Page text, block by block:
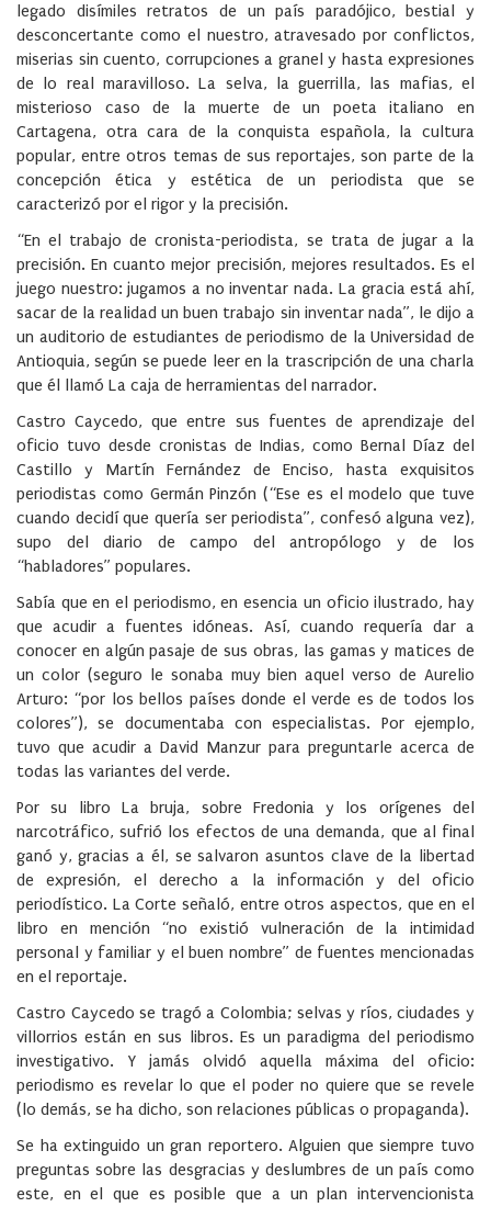
legado disímiles retratos de un país paradójico, bestial y
desconcertante como el nuestro, atravesado por conflictos,
miserias sin cuento, corrupciones a granel y hasta expresiones
de lo real maravilloso. La selva, la guerrilla, las mafias, el
misterioso caso de la muerte de un poeta italiano en
Cartagena, otra cara de la conquista española, la cultura
popular, entre otros temas de sus reportajes, son parte de la
concepción ética y estética de un periodista que se
caracterizó por el rigor y la precisión.
“En el trabajo de cronista-periodista, se trata de jugar a la
precisión. En cuanto mejor precisión, mejores resultados. Es el
juego nuestro: jugamos a no inventar nada. La gracia está ahí,
sacar de la realidad un buen trabajo sin inventar nada”, le dijo a
un auditorio de estudiantes de periodismo de la Universidad de
Antioquia, según se puede leer en la trascripción de una charla
que él llamó La caja de herramientas del narrador.
Castro Caycedo, que entre sus fuentes de aprendizaje del
oficio tuvo desde cronistas de Indias, como Bernal Díaz del
Castillo y Martín Fernández de Enciso, hasta exquisitos
periodistas como Germán Pinzón (“Ese es el modelo que tuve
cuando decidí que quería ser periodista”, confesó alguna vez),
supo del diario de campo del antropólogo y de los
“habladores” populares.
Sabía que en el periodismo, en esencia un oficio ilustrado, hay
que acudir a fuentes idóneas. Así, cuando requería dar a
conocer en algún pasaje de sus obras, las gamas y matices de
un color (seguro le sonaba muy bien aquel verso de Aurelio
Arturo: “por los bellos países donde el verde es de todos los
colores”), se documentaba con especialistas. Por ejemplo,
tuvo que acudir a David Manzur para preguntarle acerca de
todas las variantes del verde.
Por su libro La bruja, sobre Fredonia y los orígenes del
narcotráfico, sufrió los efectos de una demanda, que al final
ganó y, gracias a él, se salvaron asuntos clave de la libertad
de expresión, el derecho a la información y del oficio
periodístico. La Corte señaló, entre otros aspectos, que en el
libro en mención “no existió vulneración de la intimidad
personal y familiar y el buen nombre” de fuentes mencionadas
en el reportaje.
Castro Caycedo se tragó a Colombia; selvas y ríos, ciudades y
villorrios están en sus libros. Es un paradigma del periodismo
investigativo. Y jamás olvidó aquella máxima del oficio:
periodismo es revelar lo que el poder no quiere que se revele
(lo demás, se ha dicho, son relaciones públicas o propaganda).
Se ha extinguido un gran reportero. Alguien que siempre tuvo
preguntas sobre las desgracias y deslumbres de un país como
este, en el que es posible que a un plan intervencionista